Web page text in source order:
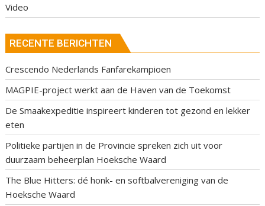
Video
RECENTE BERICHTEN
Crescendo Nederlands Fanfarekampioen
MAGPIE-project werkt aan de Haven van de Toekomst
De Smaakexpeditie inspireert kinderen tot gezond en lekker
eten
Politieke partijen in de Provincie spreken zich uit voor
duurzaam beheerplan Hoeksche Waard
The Blue Hitters: dé honk- en softbalvereniging van de
Hoeksche Waard